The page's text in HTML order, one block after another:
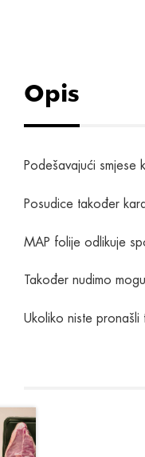
Opis
Podešavajući
Posudice također
MAP folije odlikuje
Također nudimo
Ukoliko niste